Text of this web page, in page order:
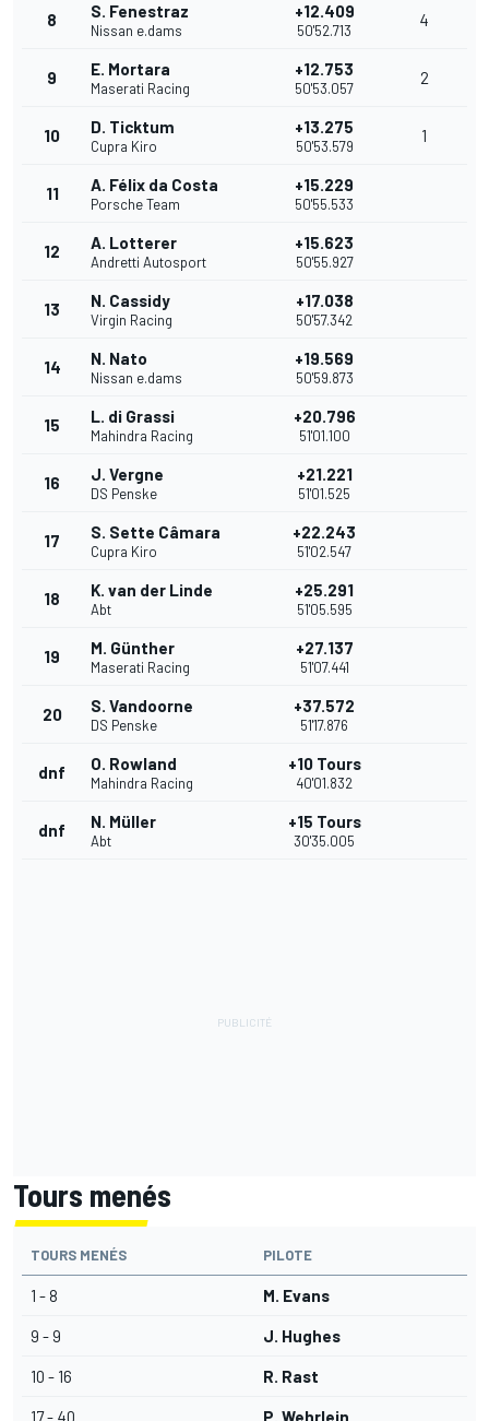
8 S. Fenestraz
Nissan e.dams
+12.409
50'52.713
4
9 E. Mortara
Maserati Racing
+12.753
50'53.057
2
10 D. Ticktum
Cupra Kiro
+13.275
50'53.579
1
11 A. Félix da Costa
Porsche Team
+15.229
50'55.533
12 A. Lotterer
Andretti Autosport
+15.623
50'55.927
13 N. Cassidy
Virgin Racing
+17.038
50'57.342
14 N. Nato
Nissan e.dams
+19.569
50'59.873
15 L. di Grassi
Mahindra Racing
+20.796
51'01.100
16 J. Vergne
DS Penske
+21.221
51'01.525
17 S. Sette Câmara
Cupra Kiro
+22.243
51'02.547
18 K. van der Linde
Abt
+25.291
51'05.595
19 M. Günther
Maserati Racing
+27.137
51'07.441
20 S. Vandoorne
DS Penske
+37.572
51'17.876
dnf O. Rowland
Mahindra Racing
+10 Tours
40'01.832
dnf N. Müller
Abt
+15 Tours
30'35.005
Tours menés
TOURS MENÉS PILOTE
1 - 8 M. Evans
9 - 9 J. Hughes
10 - 16 R. Rast
17 - 40 P. Wehrlein